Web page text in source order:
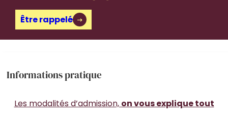
Être rappelé
Informations pratique
Les modalités d’admission, on vous explique tout